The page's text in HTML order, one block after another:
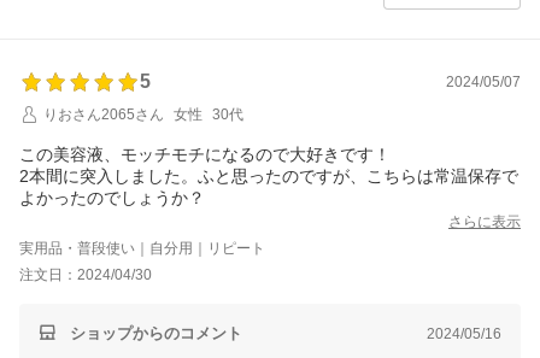
5
2024/05/07
りおさん2065さん
女性 30代
この美容液、モッチモチになるので大好きです！
2本間に突入しました。ふと思ったのですが、こちらは常温保存で
よかったのでしょうか？
さらに表示
実用品・普段使い｜自分用｜リピート
注文日：2024/04/30
ショップからのコメント 2024/05/16